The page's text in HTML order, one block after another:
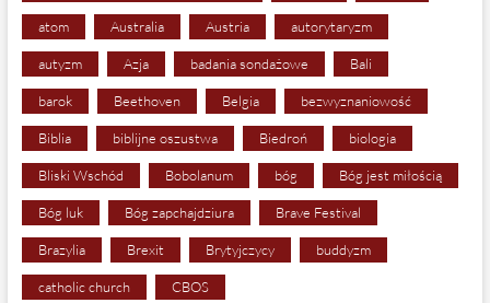
atom Australia Austria autorytaryzm
autyzm Azja badania sondażowe Bali
barok Beethoven Belgia bezwyznaniowość
Biblia biblijne oszustwa Biedroń biologia
Bliski Wschód Bobolanum bóg Bóg jest miłością
Bóg luk Bóg zapchajdziura Brave Festival
Brazylia Brexit Brytyjczycy buddyzm
catholic church CBOS